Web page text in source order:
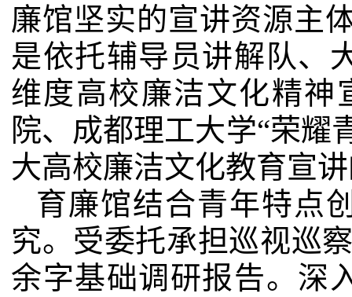
廉馆坚实的宣讲资源主
是依托辅导员讲解队、
维度高校廉洁文化精神
院、成都理工大学“荣耀
大高校廉洁文化教育宣
育廉馆结合青年特点
究。受委托承担巡视巡
余字基础调研报告。深